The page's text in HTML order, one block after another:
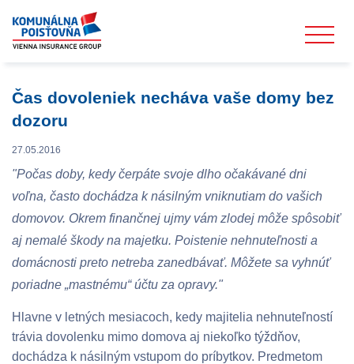
Čas dovoleniek necháva vaše domy bez
dozoru
27.05.2016
"Počas doby, kedy čerpáte svoje dlho očakávané dni
voľna, často dochádza k násilným vniknutiam do vašich
domovov. Okrem finančnej ujmy vám zlodej môže spôsobiť
aj nemalé škody na majetku. Poistenie nehnuteľnosti a
domácnosti preto netreba zanedbávať. Môžete sa vyhnúť
poriadne „mastnému“ účtu za opravy."
Hlavne v letných mesiacoch, kedy majitelia nehnuteľností
trávia dovolenku mimo domova aj niekoľko týždňov,
dochádza k násilným vstupom do príbytkov. Predmetom